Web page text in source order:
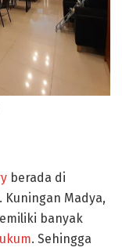
berada di
Kuningan Madya,
banyak
. Sehingga